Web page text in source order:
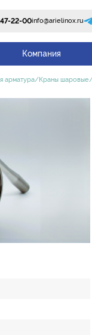
22-00info@arielinox.ru
Компания
арматура Краны шаровые